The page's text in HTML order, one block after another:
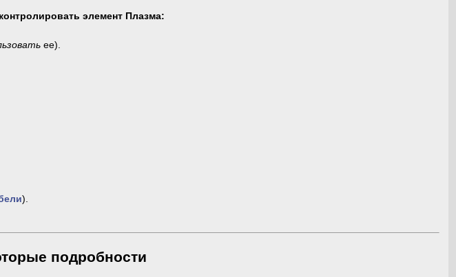
элемент Плазма:
ее).
).
подробности